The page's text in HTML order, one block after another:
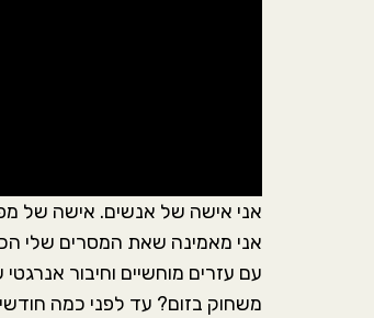
אני אישה של אנשים. אישה של
אני מאמינה שאת המסרים שלי
עם עזרים מוחשיים וחיבור
משחוק בזום? עד לפני כמה